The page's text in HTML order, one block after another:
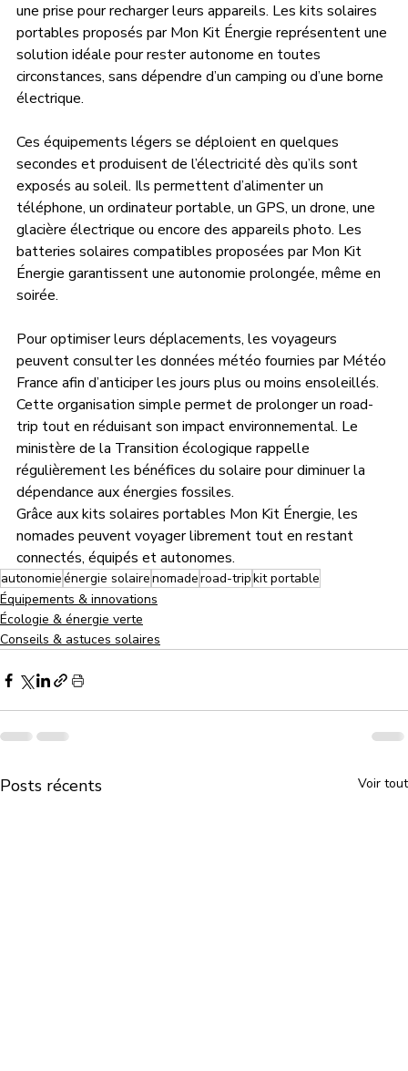
une prise pour recharger leurs appareils. Les kits solaires
portables proposés par Mon Kit Énergie représentent une
solution idéale pour rester autonome en toutes
circonstances, sans dépendre d’un camping ou d’une borne
électrique.
Ces équipements légers se déploient en quelques
secondes et produisent de l’électricité dès qu’ils sont
exposés au soleil. Ils permettent d’alimenter un
téléphone, un ordinateur portable, un GPS, un drone, une
glacière électrique ou encore des appareils photo. Les
batteries solaires compatibles proposées par Mon Kit
Énergie garantissent une autonomie prolongée, même en
soirée.
Pour optimiser leurs déplacements, les voyageurs
peuvent consulter les données météo fournies par Météo
France afin d’anticiper les jours plus ou moins ensoleillés.
Cette organisation simple permet de prolonger un road-
trip tout en réduisant son impact environnemental. Le
ministère de la Transition écologique rappelle
régulièrement les bénéfices du solaire pour diminuer la
dépendance aux énergies fossiles.
Grâce aux kits solaires portables Mon Kit Énergie, les
nomades peuvent voyager librement tout en restant
connectés, équipés et autonomes.
autonomieénergie solairenomaderoad-tripkit portable
Équipements & innovations
Écologie & énergie verte
Conseils & astuces solaires
Posts récents Voir tout